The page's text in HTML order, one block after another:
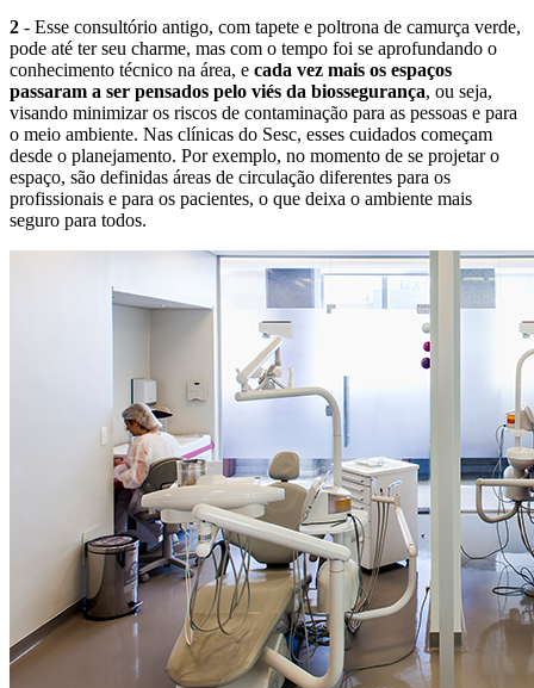
2 - Esse consultório antigo, com tapete e poltrona de camurça verde,
pode até ter seu charme, mas com o tempo foi se aprofundando o
conhecimento técnico na área, e cada vez mais os espaços
passaram a ser pensados pelo viés da biossegurança, ou seja,
visando minimizar os riscos de contaminação para as pessoas e para
o meio ambiente. Nas clínicas do Sesc, esses cuidados começam
desde o planejamento. Por exemplo, no momento de se projetar o
espaço, são definidas áreas de circulação diferentes para os
profissionais e para os pacientes, o que deixa o ambiente mais
seguro para todos.